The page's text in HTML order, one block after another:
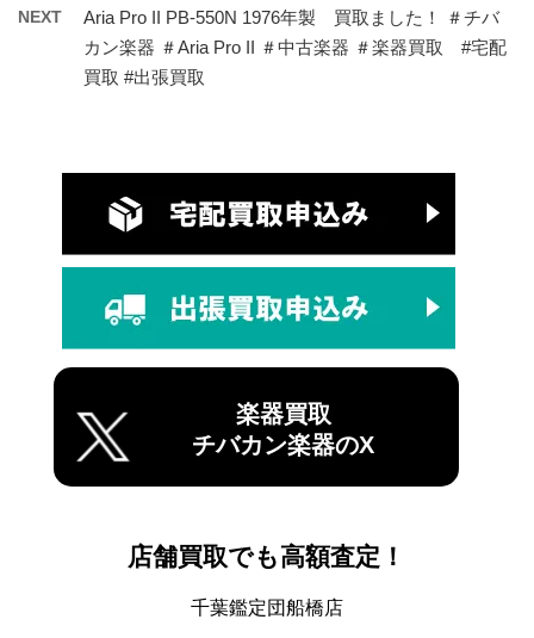
NEXT
Aria Pro II PB-550N 1976年製 買取ました！ ＃チバ
カン楽器 ＃Aria Pro II ＃中古楽器 ＃楽器買取 #宅配
買取 #出張買取
楽器買取
チバカン楽器のX
店舗買取でも高額査定！
千葉鑑定団船橋店